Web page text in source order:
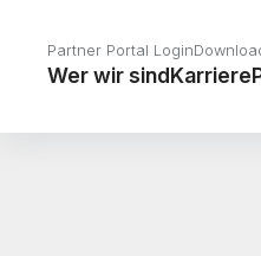
Partner Portal Login
Wer wir sindKarriere